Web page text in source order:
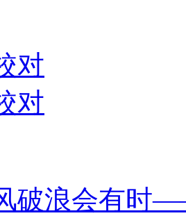
对
对
破浪会有时